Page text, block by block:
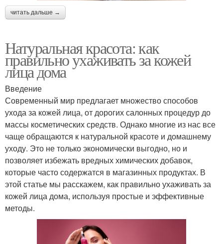
читать дальше →
Натуральная красота: как
правильно ухаживать за кожей
лица дома
Введение
Современный мир предлагает множество способов
ухода за кожей лица, от дорогих салонных процедур до
массы косметических средств. Однако многие из нас все
чаще обращаются к натуральной красоте и домашнему
уходу. Это не только экономически выгодно, но и
позволяет избежать вредных химических добавок,
которые часто содержатся в магазинных продуктах. В
этой статье мы расскажем, как правильно ухаживать за
кожей лица дома, используя простые и эффективные
методы.